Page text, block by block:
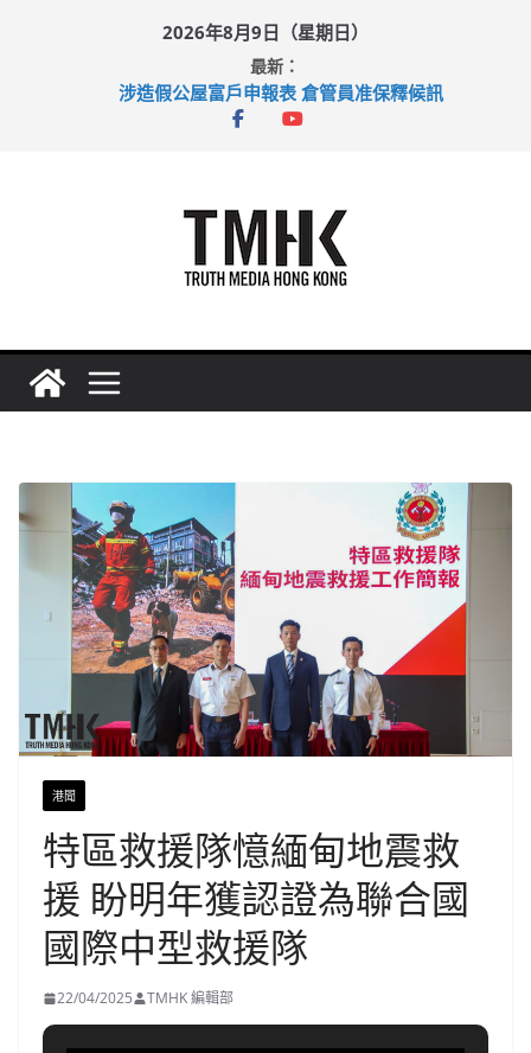
2026年8月9日（星期日）
最新：
涉造假公屋富戶申報表 倉管員准保釋候訊
港聞
特區救援隊憶緬甸地震救
援 盼明年獲認證為聯合國
國際中型救援隊
22/04/2025 TMHK 編輯部